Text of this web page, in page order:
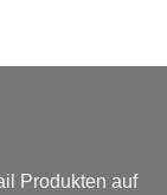
Produkten auf